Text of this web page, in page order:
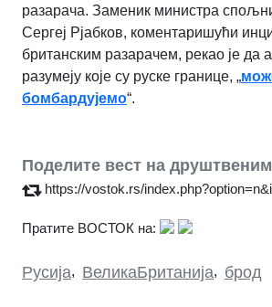
разарача. Заменик министра
Сергеј Рјабков, коментаришући
британским разарачем, рекао је да
разумеју које су руске границе, „
бомбардујемо“.
Поделите вест на
https://vostok.rs/
Пратите ВОСТОК на:
Русија, ВеликаБританија, брод